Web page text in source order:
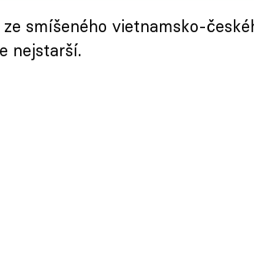
smíšeného vietnamsko-
nejstarší.